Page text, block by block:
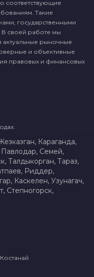
соответствующие
Такие
государственными
своей работе мы
рыночные
и объективные
правовых и финансовых
Караганда,
Павлодар, Семей,
Талдыкорган, Тараз,
Риддер,
Каскелен, Узунагач,
Степногорск,